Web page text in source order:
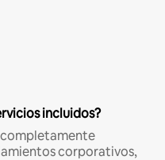
incluidos?
corporativos,